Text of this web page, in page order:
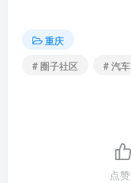
重庆
# 圈子社区
# 汽车
点赞